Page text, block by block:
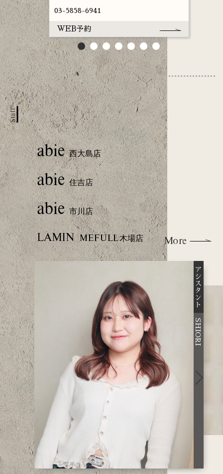
03-5858-6941
WEB予約
Staff
abie 西大島店
abie 住吉店
abie 市川店
LAMIN MEFULL 木場店 More
アシスタント
CHINATSU
アシスタント
SHIORI